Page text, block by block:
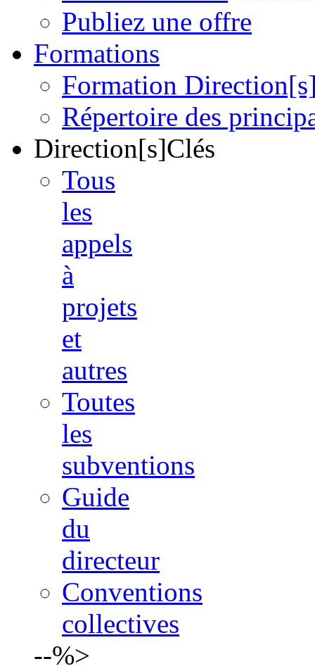
Publiez une offre
Formations
Formation
Répertoire des
Direction[s]Clés
Tous
les
appels
à
projets
et
autres
Toutes
les
subventions
Guide
du
directeur
Conventions
collectives
--%>